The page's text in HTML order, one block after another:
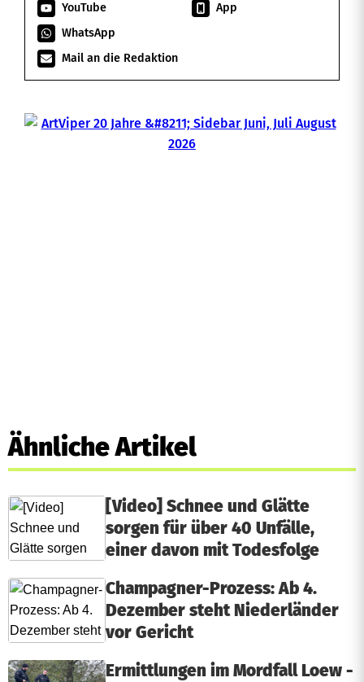
YouTube
App
WhatsApp
Mail an die Redaktion
Ähnliche Artikel
[Video] Schnee und Glätte
sorgen für über 40 Unfälle,
einer davon mit Todesfolge
Champagner-Prozess: Ab 4.
Dezember steht Niederländer
vor Gericht
Ermittlungen im Mordfall Loew -